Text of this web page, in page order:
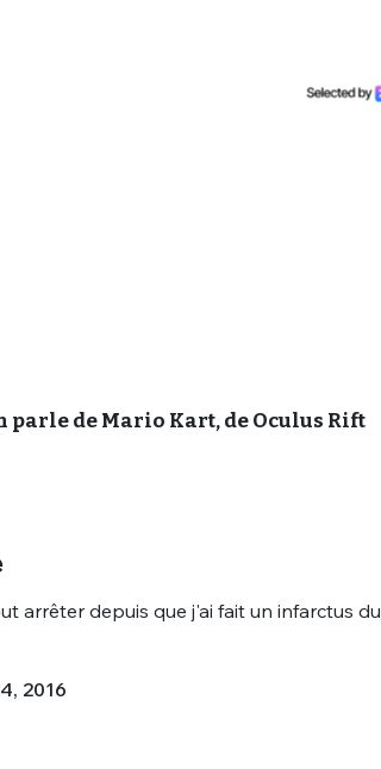
parle de Mario Kart, de Oculus Rift
arrêter depuis que j'ai fait un infarctus du
2016